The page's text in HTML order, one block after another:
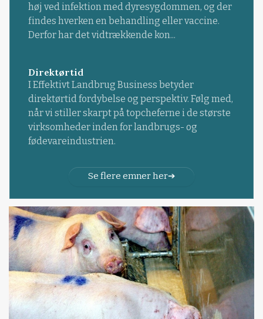
høj ved infektion med dyresygdommen, og der
findes hverken en behandling eller vaccine.
Derfor har det vidtrækkende kon...
Direktørtid
I Effektivt Landbrug Business betyder
direktørtid fordybelse og perspektiv. Følg med,
når vi stiller skarpt på topcheferne i de største
virksomheder inden for landbrugs- og
fødevareindustrien.
Se flere emner her